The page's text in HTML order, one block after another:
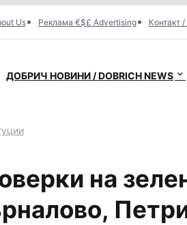
Us Реклама €$£ Advertising Контакт
ДОБРИЧ НОВИНИ / DOBRICH NEWS
на